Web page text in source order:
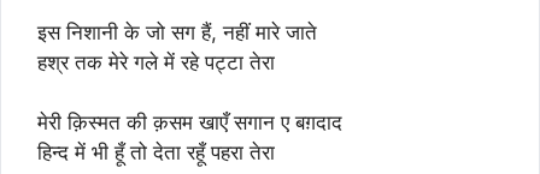
इस निशानी के जो सग हैं, नहीं मारे जाते
हश्र तक मेरे गले में रहे पट्टा तेरा
मेरी क़िस्मत की क़सम खाएँ सगान ए बग़दाद
हिन्द में भी हूँ तो देता रहूँ पहरा तेरा